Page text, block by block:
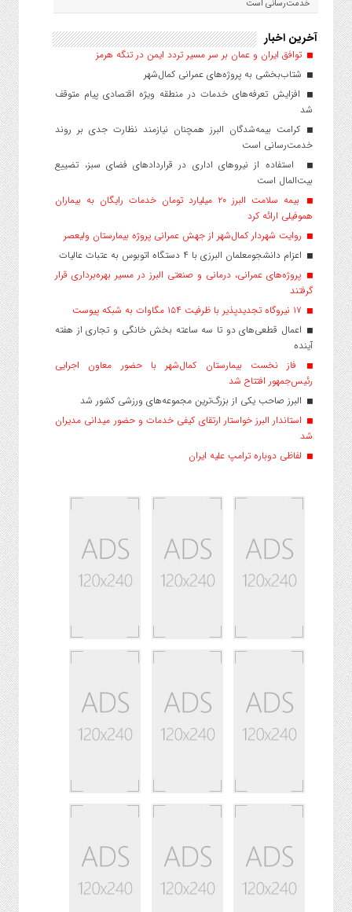
خدمت‌رسانی است
آخرین اخبار
توافق ایران و عمان بر سر مسیر تردد ایمن در تنگه هرمز
شتاب‌بخشی به پروژه‌های عمرانی کمال‌شهر
افزایش تعرفه‌های خدمات در منطقه ویژه اقتصادی پیام متوقف
شد
کرامت بیمه‌شدگان البرز همچنان نیازمند نظارت جدی بر روند
خدمت‌رسانی است
استفاده از نیروهای اداری در قراردادهای فضای سبز، تضییع
بیت‌المال است
بیمه سلامت البرز ۲۰ میلیارد تومان خدمات رایگان به بیماران
هموفیلی ارائه کرد
روایت شهردار کمال‌شهر از جهش عمرانی پروژه بیمارستان ولیعصر
اعزام دانشجو‌معلمان البرزی با ۴ دستگاه اتوبوس به عتبات عالیات
پروژه‌های عمرانی، درمانی و صنعتی البرز در مسیر بهره‌برداری قرار
گرفتند
اعمال قطعی‌های دو تا سه ساعته بخش خانگی و تجاری از هفته
آینده
فاز نخست بیمارستان کمال‌شهر با حضور معاون اجرایی
رئیس‌جمهور افتتاح شد
البرز صاحب یکی از بزرگ‌ترین مجموعه‌های ورزشی کشور شد
استاندار البرز خواستار ارتقای کیفی خدمات و حضور میدانی مدیران
شد
لفاظی دوباره ترامپ علیه ایران